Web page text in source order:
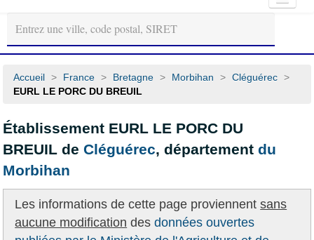
Autour
de
moi
Régions
Accueil > France > Bretagne > Morbihan > Cléguérec >
EURL LE PORC DU BREUIL
Établissement EURL LE PORC DU
BREUIL deCléguérec, départementdu
Morbihan
Les informations de cette page proviennentsans
aucune modification desdonnées ouvertes